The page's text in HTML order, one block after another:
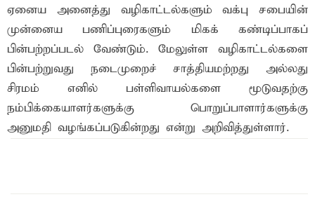
ஏனைய அனைத்து வழிகாட்டல்களும் வக்பு சபையின்
முன்னைய பணிப்புரைகளும் மிகக் கண்டிப்பாகப்
பின்பற்றப்படல் வேண்டும். மேலுள்ள வழிகாட்டல்களை
பின்பற்றுவது நடைமுறைச் சாத்தியமற்றது அல்லது
சிரமம் எனில் பள்ளிவாயல்களை மூடுவதற்கு
நம்பிக்கையாளர்களுக்கு பொறுப்பாளார்களுக்கு
அனுமதி வழங்கப்படுகின்றது என்று அறிவித்துள்ளார்.